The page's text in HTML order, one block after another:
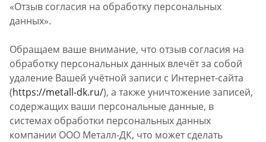
«Отзыв согласия на обработку персональных
данных».
Обращаем ваше внимание, что отзыв согласия на
обработку персональных данных влечёт за собой
удаление Вашей учётной записи с Интернет-сайта
(https://metall-dk.ru/), а также уничтожение записей,
содержащих ваши персональные данные, в
системах обработки персональных данных
компании ООО Металл-ДК, что может сделать